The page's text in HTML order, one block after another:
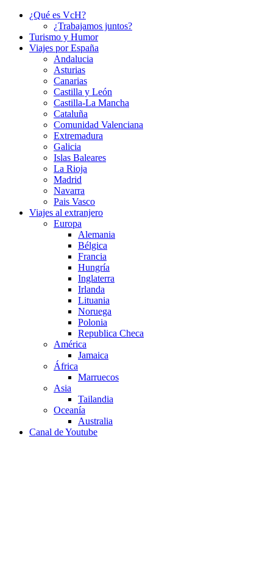
¿Qué es VcH?
¿Trabajamos juntos?
Turismo y Humor
Viajes por España
Andalucia
Asturias
Canarias
Castilla y León
Castilla-La Mancha
Cataluña
Comunidad Valenciana
Extremadura
Galicia
Islas Baleares
La Rioja
Madrid
Navarra
Pais Vasco
Viajes al extranjero
Europa
Alemania
Bélgica
Francia
Hungría
Inglaterra
Irlanda
Lituania
Noruega
Polonia
Republica Checa
América
Jamaica
África
Marruecos
Asia
Tailandia
Oceanía
Australia
Canal de Youtube